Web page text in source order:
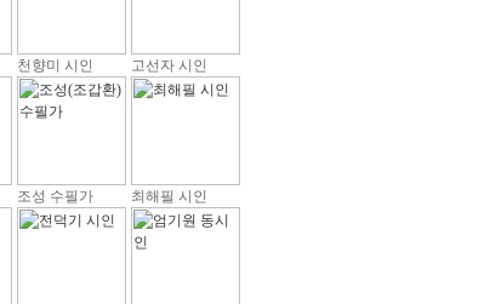
천향미 시인 고선자 시인
조성 수필가 최해필 시인